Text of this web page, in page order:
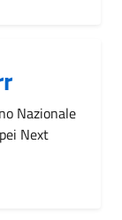
Nazionale
Next